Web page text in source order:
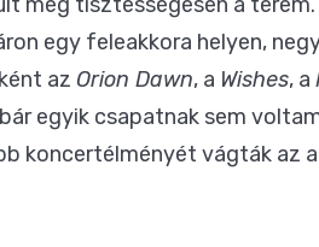
egy feleakkora helyen,
az Orion Dawn, a Wishes, a
egyik csapatnak sem
koncertélményét vágták az